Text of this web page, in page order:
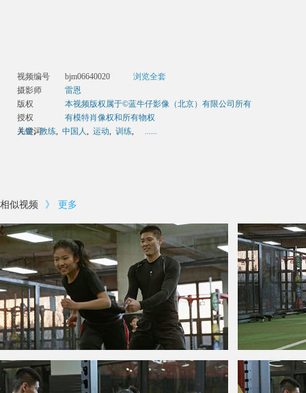
视频编号 bjm06640020
浏览全套
摄影师
雷恩
版权
本视频版权属于©蓝牛仔影像（北京）有限公司所有
授权
有模特肖像权和所有物权
关键词
儿童,教练, 中国人, 运动, 训练, ......
相似视频 》 更多